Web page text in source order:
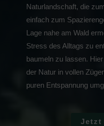
Naturlandschaft, die
einfach zum
Lage nahe am Wald
Stress des Alltags zu
baumeln zu lassen.
der Natur in vollen
puren Entspannung
Jetzt